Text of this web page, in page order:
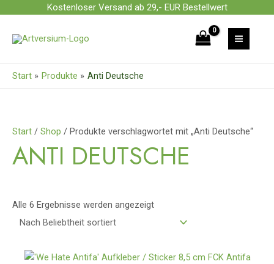
Kostenloser Versand ab 29,- EUR Bestellwert
springen
Start Produkte Anti Deutsche
Start / Shop / Produkte verschlagwortet mit „Anti Deutsche“
ANTI DEUTSCHE
Alle 6 Ergebnisse werden angezeigt